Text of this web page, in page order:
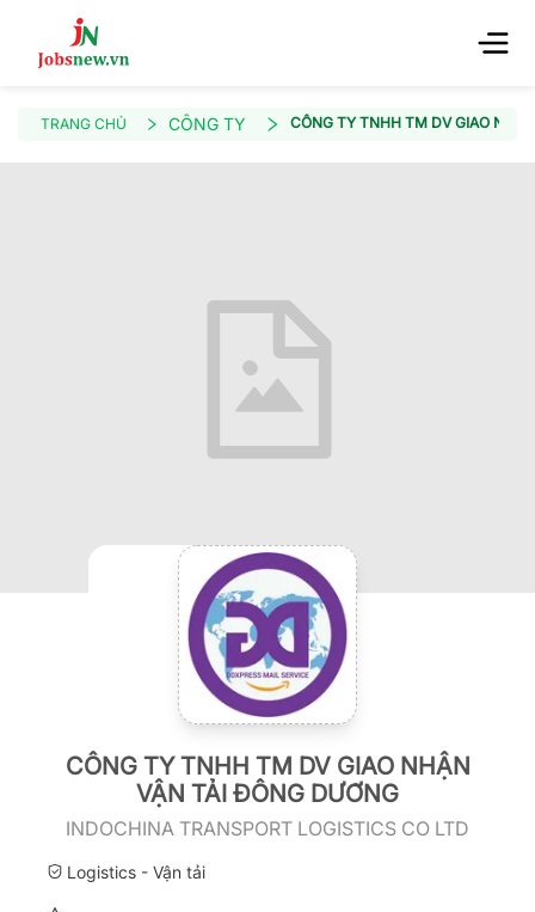
TRANG CHỦ CÔNG TY CÔNG TY TNHH TM DV GIAO
CÔNG TY TNHH TM DV GIAO NHẬN
VẬN TẢI ĐÔNG DƯƠNG
INDOCHINA TRANSPORT LOGISTICS CO LTD
Logistics - Vận tải